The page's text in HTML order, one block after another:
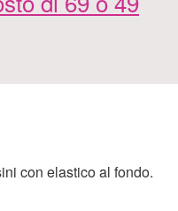
con elastico al fondo.